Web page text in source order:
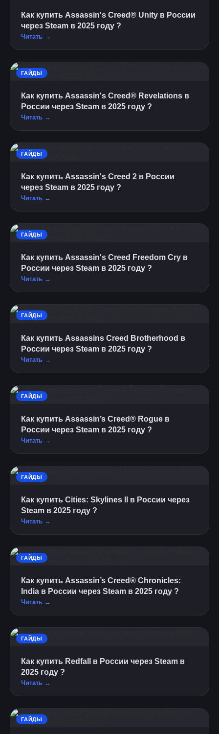
Как купить Assassin's Creed® Unity в России
через Steam в 2025 году ?
Читать →
ГАЙДЫ
Как купить Assassin's Creed® Revelations в
России через Steam в 2025 году ?
Читать →
ГАЙДЫ
Как купить Assassin's Creed 2 в России
через Steam в 2025 году ?
Читать →
ГАЙДЫ
Как купить Assassin's Creed Freedom Cry в
России через Steam в 2025 году ?
Читать →
ГАЙДЫ
Как купить Assassins Creed Brotherhood в
России через Steam в 2025 году ?
Читать →
ГАЙДЫ
Как купить Assassin’s Creed® Rogue в
России через Steam в 2025 году ?
Читать →
ГАЙДЫ
Как купить Cities: Skylines II в России через
Steam в 2025 году ?
Читать →
ГАЙДЫ
Как купить Assassin’s Creed® Chronicles:
India в России через Steam в 2025 году ?
Читать →
ГАЙДЫ
Как купить Redfall в России через Steam в
2025 году ?
Читать →
ГАЙДЫ